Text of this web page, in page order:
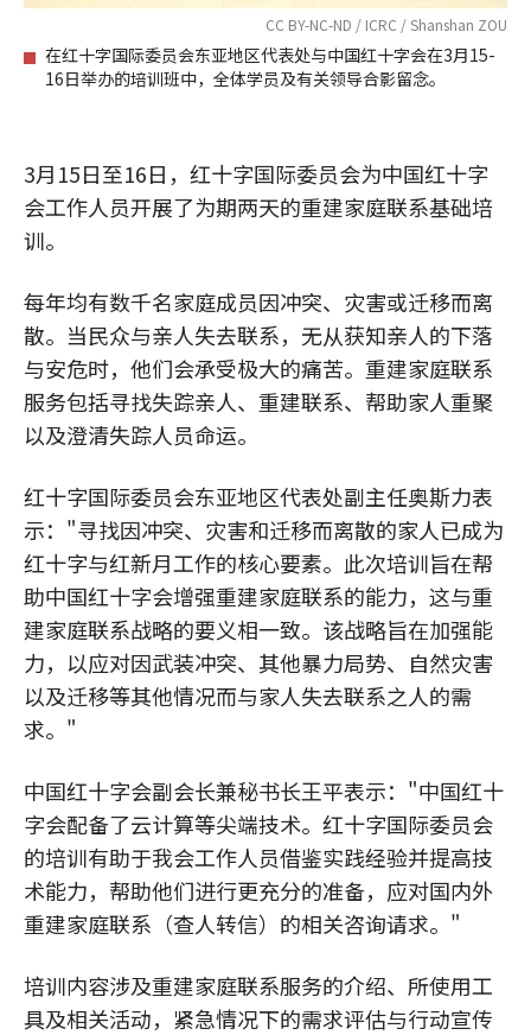
CC BY-NC-ND / ICRC / Shanshan ZOU
在红十字国际委员会东亚地区代表处与中国红十字会在3月15-
16日举办的培训班中，全体学员及有关领导合影留念。
3月15日至16日，红十字国际委员会为中国红十字
会工作人员开展了为期两天的重建家庭联系基础培
训。
每年均有数千名家庭成员因冲突、灾害或迁移而离
散。当民众与亲人失去联系，无从获知亲人的下落
与安危时，他们会承受极大的痛苦。重建家庭联系
服务包括寻找失踪亲人、重建联系、帮助家人重聚
以及澄清失踪人员命运。
红十字国际委员会东亚地区代表处副主任奥斯力表
示："寻找因冲突、灾害和迁移而离散的家人已成为
红十字与红新月工作的核心要素。此次培训旨在帮
助中国红十字会增强重建家庭联系的能力，这与重
建家庭联系战略的要义相一致。该战略旨在加强能
力，以应对因武装冲突、其他暴力局势、自然灾害
以及迁移等其他情况而与家人失去联系之人的需
求。"
中国红十字会副会长兼秘书长王平表示："中国红十
字会配备了云计算等尖端技术。红十字国际委员会
的培训有助于我会工作人员借鉴实践经验并提高技
术能力，帮助他们进行更充分的准备，应对国内外
重建家庭联系（查人转信）的相关咨询请求。"
培训内容涉及重建家庭联系服务的介绍、所使用工
具及相关活动，紧急情况下的需求评估与行动宣传